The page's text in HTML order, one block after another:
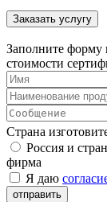
Заказать услугу
Заполните форму
стоимости
Страна
Россия и
фирма
Я даю
отправить